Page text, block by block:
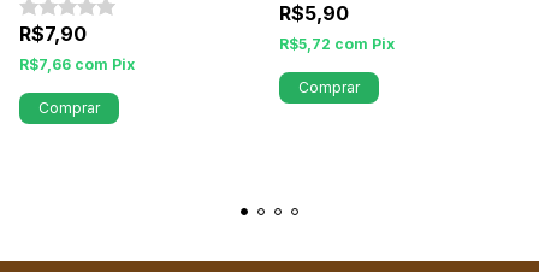
R$7,90
R$7,66 com Pix
Comprar
R$5,90
R$5,72 com Pix
Comprar